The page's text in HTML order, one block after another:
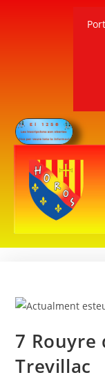
7 Rouyre
Trevillac